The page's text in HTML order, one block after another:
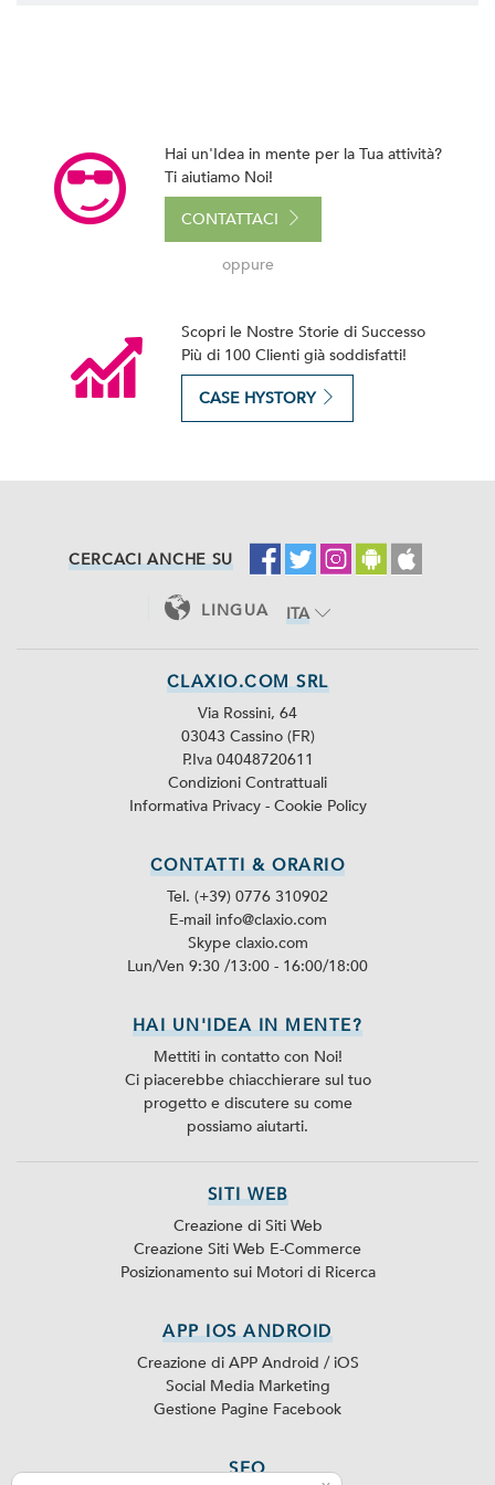
Hai un'Idea in mente per la Tua attività?
Ti aiutiamo Noi!
CONTATTACI
oppure
Scopri le Nostre Storie di Successo
Più di 100 Clienti già soddisfatti!
CASE HYSTORY
CERCACI ANCHE SU
LINGUA
ITA
CLAXIO.COM SRL
Via Rossini, 64
03043 Cassino (FR)
P.Iva 04048720611
Condizioni Contrattuali
Informativa Privacy - Cookie Policy
CONTATTI & ORARIO
Tel. (+39) 0776 310902
E-mail info@claxio.com
Skype claxio.com
Lun/Ven 9:30 /13:00 - 16:00/18:00
HAI UN'IDEA IN MENTE?
Mettiti in contatto con Noi!
Ci piacerebbe chiacchierare sul tuo
progetto e discutere su come
possiamo aiutarti.
SITI WEB
Creazione di Siti Web
Creazione Siti Web E-Commerce
Posizionamento sui Motori di Ricerca
APP IOS ANDROID
Creazione di APP Android / iOS
Social Media Marketing
Gestione Pagine Facebook
SEO